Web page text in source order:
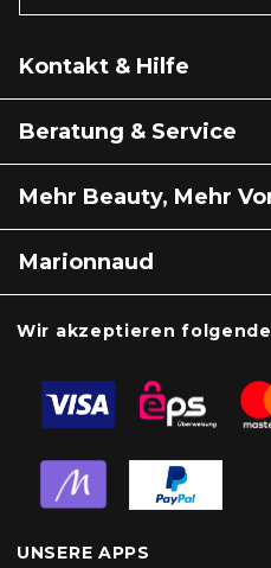
Kontakt & Hilfe
Beratung & Service
Mehr Beauty, Mehr
Marionnaud
Wir akzeptieren
UNSERE APPS